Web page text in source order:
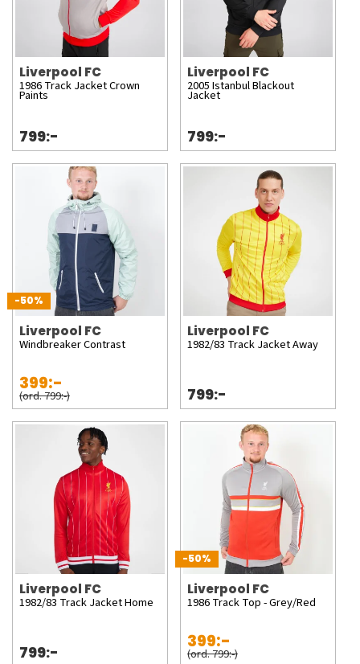
Liverpool FC
1986 Track Jacket Crown
Paints
799:-
Liverpool FC
2005 Istanbul Blackout
Jacket
799:-
-50%
Liverpool FC
Windbreaker Contrast
399:-
(ord. 799:-)
Liverpool FC
1982/83 Track Jacket Away
799:-
Liverpool FC
1982/83 Track Jacket Home
799:-
-50%
Liverpool FC
1986 Track Top - Grey/Red
399:-
(ord. 799:-)